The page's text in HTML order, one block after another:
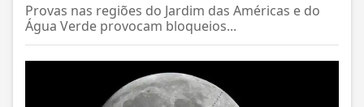
Provas nas regiões do Jardim das Américas e do
Água Verde provocam bloqueios...